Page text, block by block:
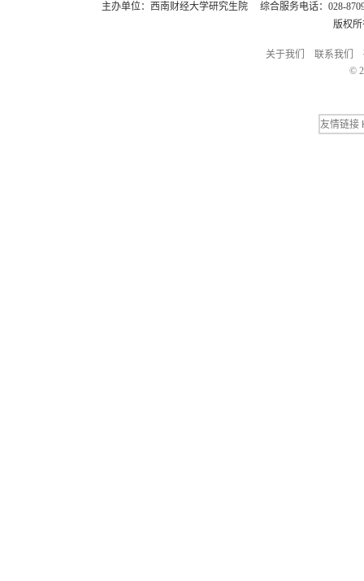
主办单位：西南财经大学研究生院 综合服务电话：028-
版权
关于我们 联系我们
©